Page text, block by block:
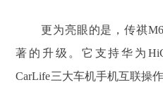
更为亮眼的是，传祺
著的升级。它支持华为
CarLife三大车机手机互联操